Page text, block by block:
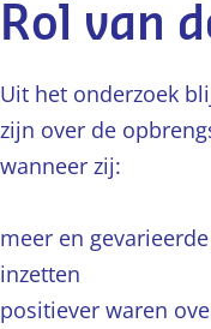
Rol van
Uit het onderzoek
zijn over de
wanneer zij:
meer en
inzetten
positiever waren